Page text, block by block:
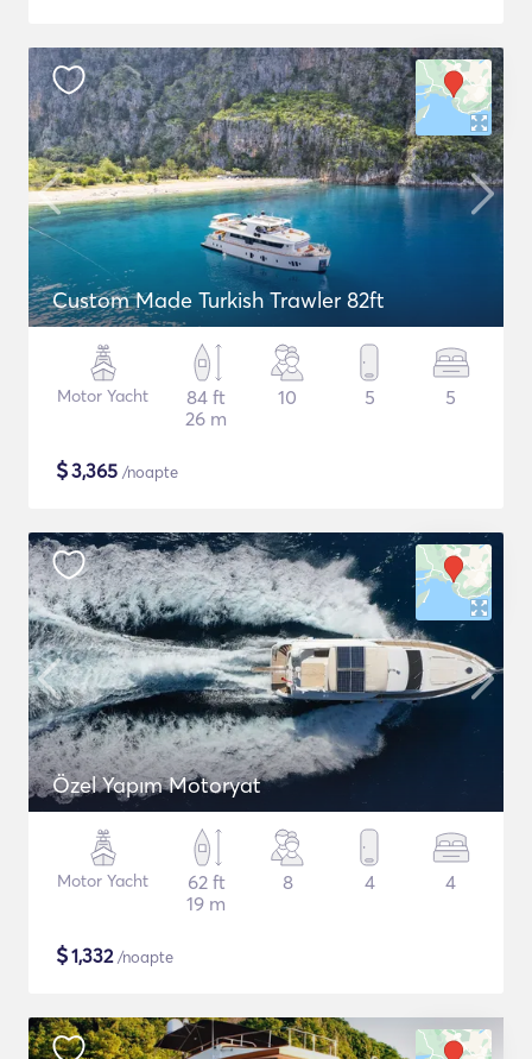
Custom Made Turkish Trawler 82ft
Motor Yacht
84 ft
26 m
10 5 5
$3,365 /noapte
Özel Yapım Motoryat
Motor Yacht
62 ft
19 m
8 4 4
$1,332/noapte